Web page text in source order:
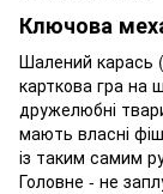
Ключова
Шалений карась
карткова гра на
дружелюбні
мають власні
із таким самим
Головне - не